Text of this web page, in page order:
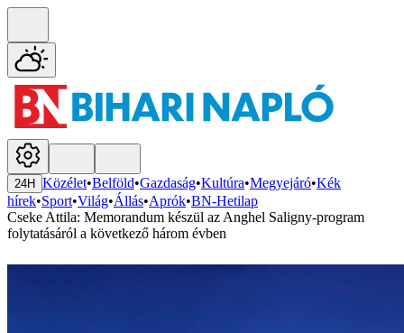
24H Közélet•Belföld•Gazdaság•Kultúra•Megyejáró•Kék
hírek•Sport•Világ•Állás•Aprók•BN-Hetilap
Cseke Attila: Memorandum készül az Anghel Saligny-program
folytatásáról a következő három évben